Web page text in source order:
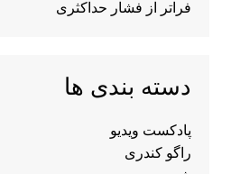
فراتر از فشار حداکثری
دسته بندی ها
پادکست ویدیو
راگو کندری